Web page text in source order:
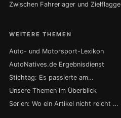
Zwischen Fahrerlager und Zielflagge
WEITERE THEMEN
Auto- und Motorsport-Lexikon
AutoNatives.de Ergebnisdienst
Stichtag: Es passierte am…
Unsere Themen im Überblick
Serien: Wo ein Artikel nicht reicht …